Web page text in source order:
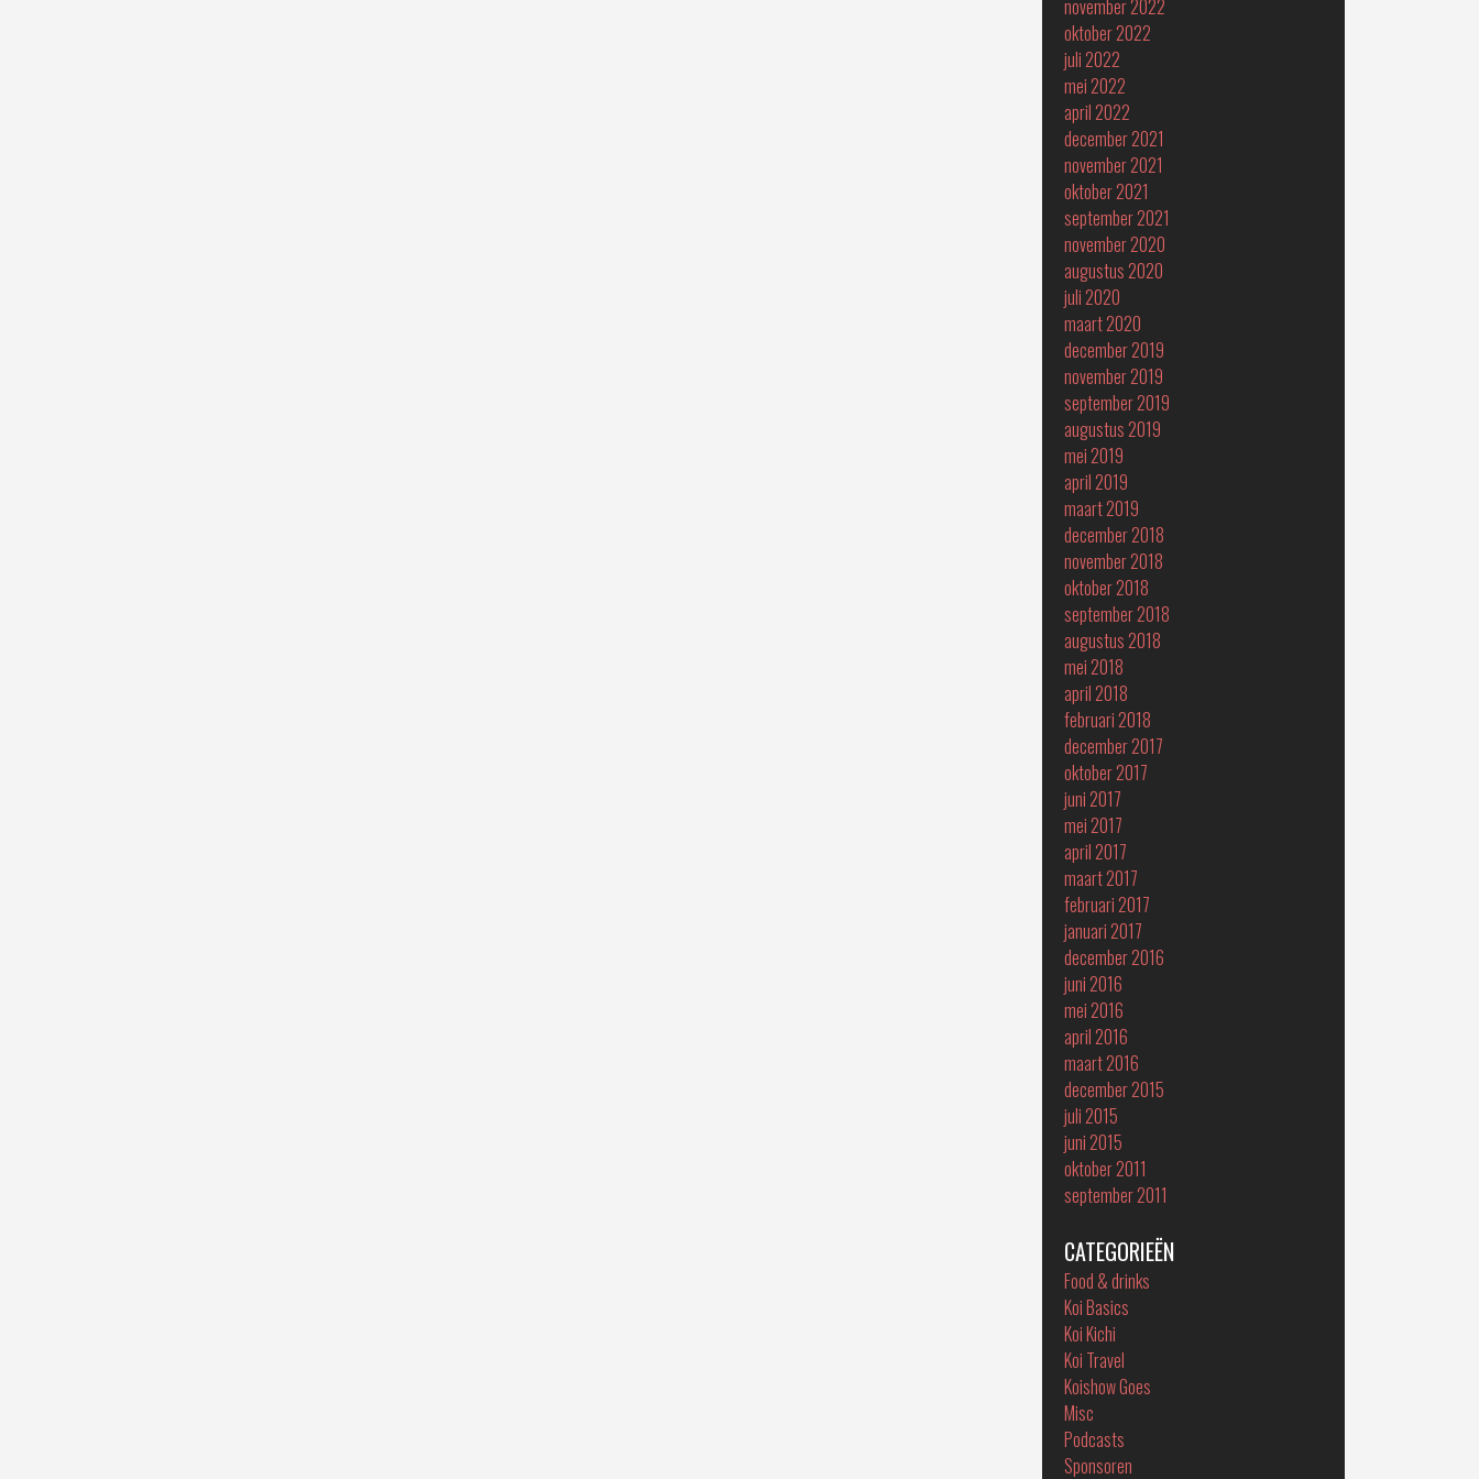
november 2022
oktober 2022
juli 2022
mei 2022
april 2022
december 2021
november 2021
oktober 2021
september 2021
november 2020
augustus 2020
juli 2020
maart 2020
december 2019
november 2019
september 2019
augustus 2019
mei 2019
april 2019
maart 2019
december 2018
november 2018
oktober 2018
september 2018
augustus 2018
mei 2018
april 2018
februari 2018
december 2017
oktober 2017
juni 2017
mei 2017
april 2017
maart 2017
februari 2017
januari 2017
december 2016
juni 2016
mei 2016
april 2016
maart 2016
december 2015
juli 2015
juni 2015
oktober 2011
september 2011
CATEGORIEËN
Food & drinks
Koi Basics
Koi Kichi
Koi Travel
Koishow Goes
Misc
Podcasts
Sponsoren